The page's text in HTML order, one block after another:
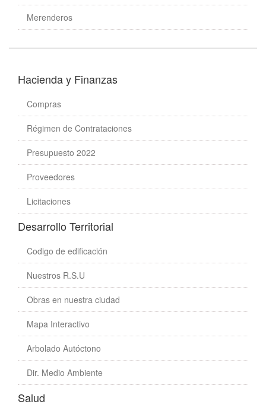
Merenderos
Hacienda y Finanzas
Compras
Régimen de Contrataciones
Presupuesto 2022
Proveedores
Licitaciones
Desarrollo Territorial
Codigo de edificación
Nuestros R.S.U
Obras en nuestra ciudad
Mapa Interactivo
Arbolado Autóctono
Dir. Medio Ambiente
Salud